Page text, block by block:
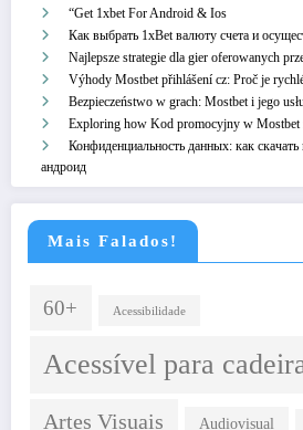
“Get 1xbet For Android & Ios
Как выбрать 1xBet валюту счета и
Najlepsze strategie dla gier oferowanych
Výhody Mostbet přihlášení cz: Proč je
Bezpieczeństwo w grach: Mostbet i jego
Exploring how Kod promocyjny w Mostbet
Конфиденциальность данных: как
андроид
Mais Falados!
60+ Acessibilidade
Acessível para
Artes Visuais Audiovisual